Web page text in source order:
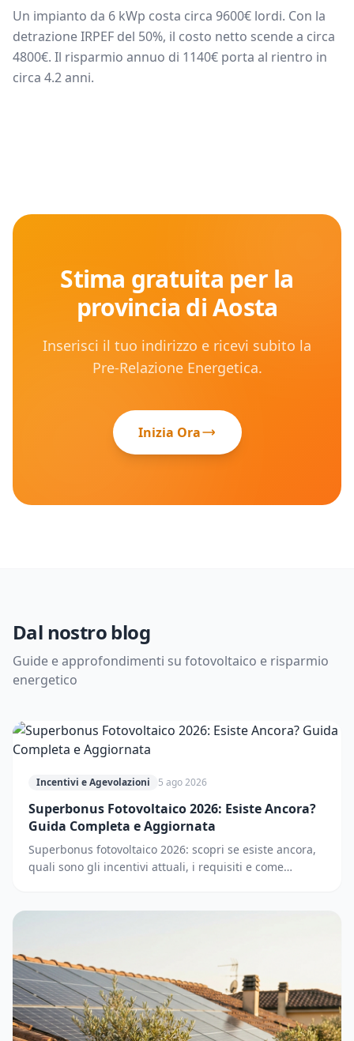
Un impianto da 6 kWp costa circa 9600€ lordi. Con la
detrazione IRPEF del 50%, il costo netto scende a circa
4800€. Il risparmio annuo di 1140€ porta al rientro in
circa 4.2anni.
Stima gratuita per la
provincia diAosta
Inserisci il tuo indirizzo e ricevi subito la
Pre-Relazione Energetica.
Inizia Ora
Dal nostro blog
Guide e approfondimenti su fotovoltaico e risparmio
energetico
Incentivi e Agevolazioni 5 ago 2026
Superbonus Fotovoltaico 2026: Esiste Ancora?
Guida Completa e Aggiornata
Superbonus fotovoltaico 2026: scopri se esiste ancora,
quali sono gli incentivi attuali, i requisiti e come